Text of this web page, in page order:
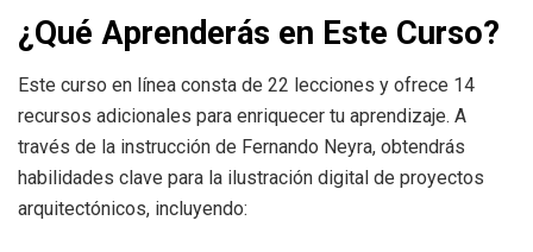
¿Qué Aprenderás en Este Curso?
Este curso en línea consta de 22 lecciones y ofrece 14
recursos adicionales para enriquecer tu aprendizaje. A
través de la instrucción de Fernando Neyra, obtendrás
habilidades clave para la ilustración digital de proyectos
arquitectónicos, incluyendo: